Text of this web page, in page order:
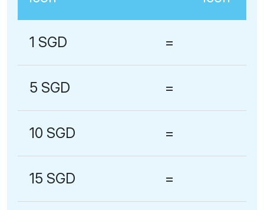
1 SGD =
5 SGD =
10 SGD =
15 SGD =